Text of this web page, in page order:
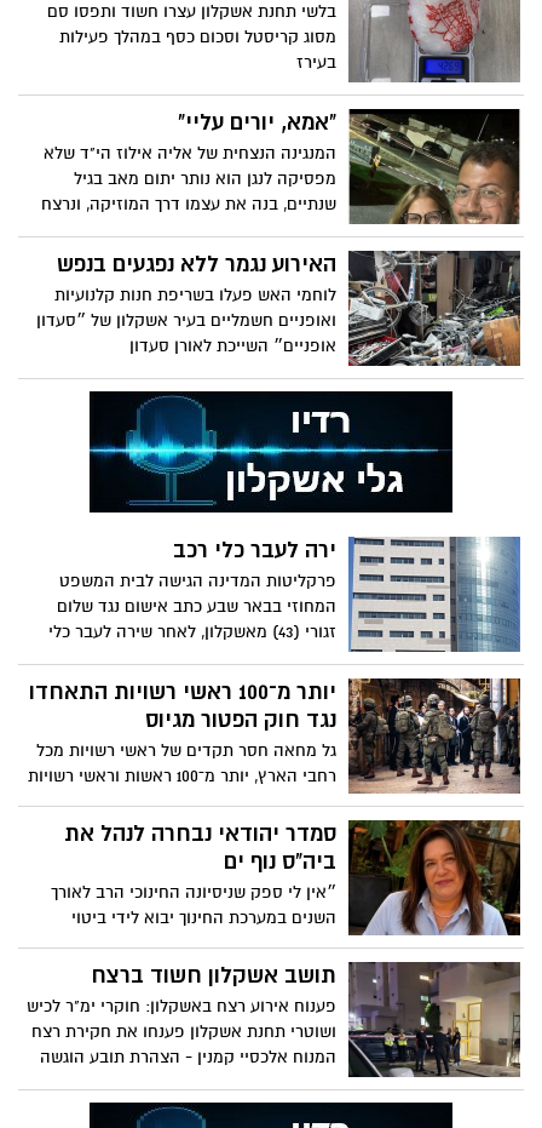
בלשי תחנת אשקלון עצרו חשוד ותפסו סם
מסוג קריסטל וסכום כסף במהלך פעילות
בעירז
"אמא, יורים עליי"
המנגינה הנצחית של אליה אילוז הי"ד שלא
מפסיקה לנגן הוא נותר יתום מאב בגיל
שנתיים, בנה את עצמו דרך המוזיקה, ונרצח
שנתיים וחצי אחרי, בת שבע אילוז נעה בין
חסד לזכרו הוא ממתק לנפש שלו"
האירוע נגמר ללא נפגעים בנפש
לוחמי האש פעלו בשריפת חנות קלנועיות
ואופניים חשמליים בעיר אשקלון של ״סעדון
אופניים״ השייכת לאורן סעדון
ירה לעבר כלי רכב
פרקליטות המדינה הגישה לבית המשפט
המחוזי בבאר שבע כתב אישום נגד שלום
זגורי (43) מאשקלון, לאחר שירה לעבר כלי
יותר מ־100 ראשי רשויות התאחדו
נגד חוק הפטור מגיוס
גל מחאה חסר תקדים של ראשי רשויות מכל
רחבי הארץ, יותר מ־100 ראשות וראשי רשויות
חתמו על גילוי דעת משותף הקורא לעצור את
החקיקה שתאפשר, לדבריהם, השתמטות
משירות צבאי ותפגע בעקרון השוויון בנטל.
סמדר יהודאי נבחרה לנהל את
ביה"ס נוף ים
״אין לי ספק שניסיונה החינוכי הרב לאורך
השנים במערכת החינוך יבוא לידי ביטוי
בהובלת בית הספר נוף ים״ אמר ראש מנהל
החינוך, יובל זוזות
תושב אשקלון חשוד ברצח
פענוח אירוע רצח באשקלון: חוקרי ימ"ר לכיש
ושוטרי תחנת אשקלון פענחו את חקירת רצח
המנוח אלכסיי קמנין - הצהרת תובע הוגשה